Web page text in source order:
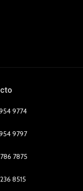
9774
9797
7875
8515